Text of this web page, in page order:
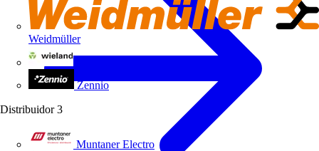
Weidmüller
Zennio
Distribuidor 3
Muntaner Electro